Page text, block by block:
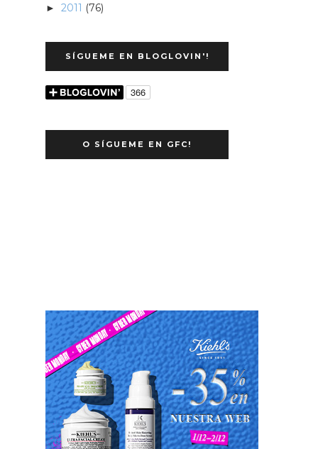
► 2011 (76)
SÍGUEME EN BLOGLOVIN'!
O SÍGUEME EN GFC!